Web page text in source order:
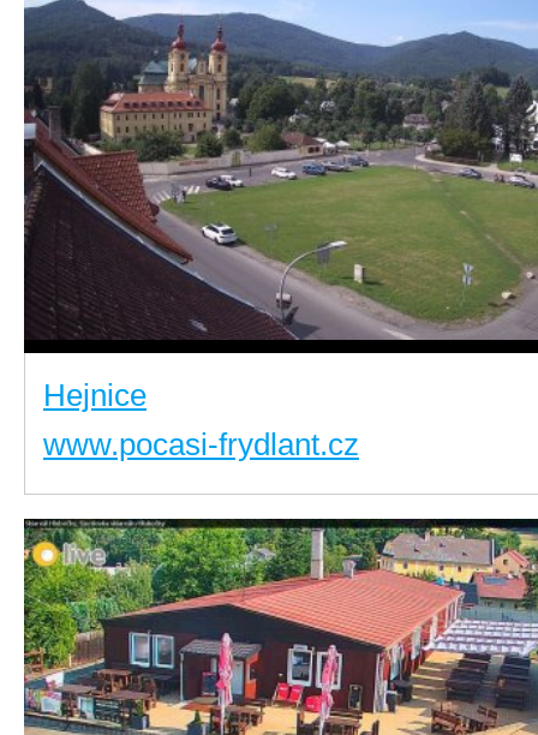
Hejnice
www.pocasi-frydlant.cz